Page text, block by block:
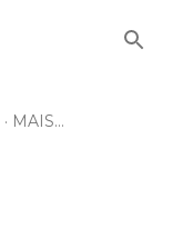
MAIS…